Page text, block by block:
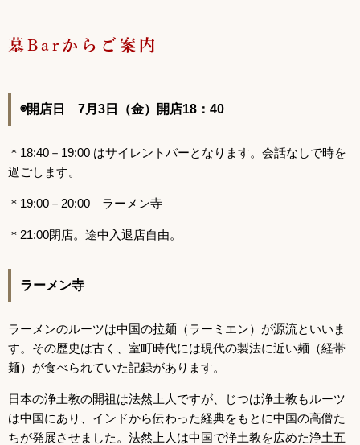
墓Barからご案内
◉開店日 7月3日（金）開店18：40
＊18:40－19:00 はサイレントバーとなります。会話なしで時を
過ごします。
＊19:00－20:00 ラーメン寺
＊21:00閉店。途中入退店自由。
ラーメン寺
ラーメンのルーツは中国の拉麺（ラーミエン）が源流といいま
す。その歴史は古く、室町時代には現代の製法に近い麺（経帯
麺）が食べられていた記録があります。
日本の浄土教の開祖は法然上人ですが、じつは浄土教もルーツ
は中国にあり、インドから伝わった経典をもとに中国の高僧た
ちが発展させました。法然上人は中国で浄土教を広めた浄土五